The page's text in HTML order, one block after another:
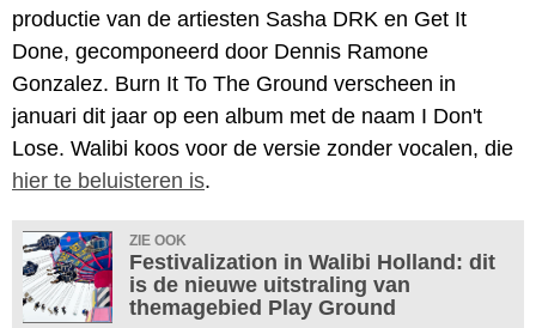
productie van de artiesten Sasha DRK en Get It
Done, gecomponeerd door Dennis Ramone
Gonzalez. Burn It To The Ground verscheen in
januari dit jaar op een album met de naam I Don't
Lose. Walibi koos voor de versie zonder vocalen, die
hier te beluisteren is.
ZIE OOK
Festivalization in Walibi Holland: dit
is de nieuwe uitstraling van
themagebied Play Ground